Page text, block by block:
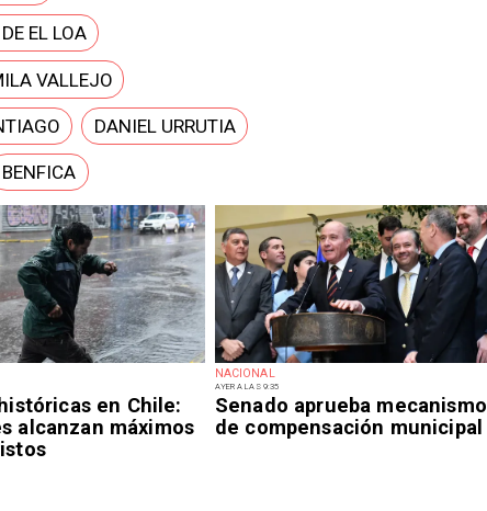
en Chile:
alcanzan máximos
NACIONAL
AYER A LAS 9:35
Senado aprueba mecanismo
de compensación municipal
EL LOA
VALLEJO
DANIEL URRUTIA
BENFICA